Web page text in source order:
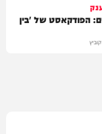
10 מבפנים: הפודקאסט של 'בין